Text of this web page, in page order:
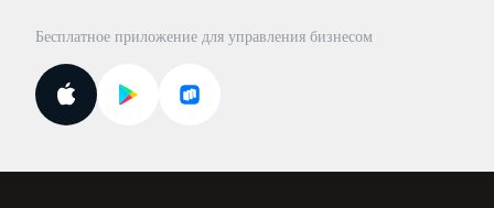
Курсы повышения квалификации
Госпроверки
Поиск ответа на вопрос
Новости законодательства
Для самозанятых
Бесплатное приложение для управления бизнесом